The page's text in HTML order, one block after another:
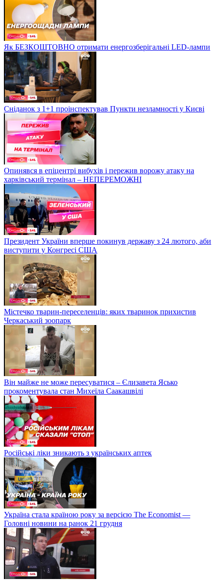
Як БЕЗКОШТОВНО отримати енергозберігальні LED-лампи
Сніданок з 1+1 проінспектував Пункти незламності у Києві
Опинявся в епіцентрі вибухів і пережив ворожу атаку на
харківський термінал – НЕПЕРЕМОЖНІ
Президент України вперше покинув державу з 24 лютого, аби
виступити у Конгресі США
Містечко тварин-переселенців: яких тваринок прихистив
Черкаський зоопарк
Він майже не може пересуватися – Єлизавета Ясько
прокоментувала стан Михеїла Саакашвілі
Російські ліки зникають з українських аптек
Україна стала країною року за версією The Economist —
Головні новини на ранок 21 грудня